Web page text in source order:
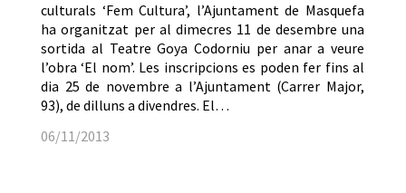
culturals ‘Fem Cultura’, l’Ajuntament de Masquefa
ha organitzat per al dimecres 11 de desembre una
sortida al Teatre Goya Codorniu per anar a veure
l’obra ‘El nom’. Les inscripcions es poden fer fins al
dia 25 de novembre a l’Ajuntament (Carrer Major,
93), de dilluns a divendres. El…
06/11/2013